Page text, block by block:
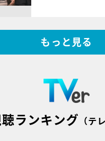
もっと見る
ランキング （テ